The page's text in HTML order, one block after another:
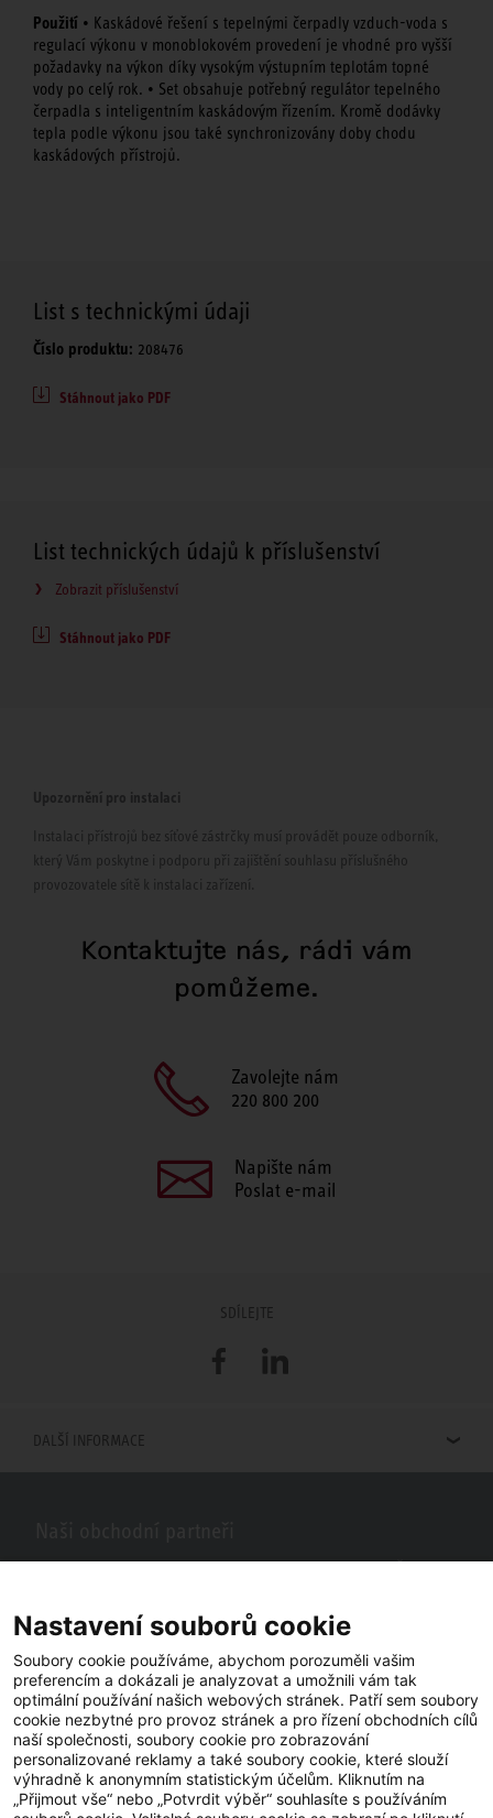
Použití • Kaskádové řešení s tepelnými čerpadly vzduch-voda s
regulací výkonu v monoblokovém provedení je vhodné pro vyšší
požadavky na výkon díky vysokým výstupním teplotám topné
vody po celý rok. • Set obsahuje potřebný regulátor tepelného
čerpadla s inteligentním kaskádovým řízením. Kromě dodávky
tepla podle výkonu jsou také synchronizovány doby chodu
kaskádových přístrojů.
List s technickými údaji
Číslo produktu: 208476
Stáhnout jako PDF
List technických údajů k příslušenství
Zobrazit příslušenství
Stáhnout jako PDF
Upozornění pro instalaci
Instalaci přístrojů bez síťové zástrčky musí provádět pouze odborník,
který Vám poskytne i podporu při zajištění souhlasu příslušného
provozovatele sítě k instalaci zařízení.
Kontaktujte nás, rádi vám
pomůžeme.
Zavolejte nám
220 800 200
Napište nám
Poslat e-mail
SDÍLEJTE
FacebookLinkedIn
DALŠÍ INFORMACE
se vám naši partneři ve vašem okolí.
Nastavení souborů cookie
Soubory cookie používáme, abychom porozuměli vašim
preferencím a dokázali je analyzovat a umožnili vám tak
optimální používání našich webových stránek. Patří sem soubory
cookie nezbytné pro provoz stránek a pro řízení obchodních cílů
naší společnosti, soubory cookie pro zobrazování
personalizované reklamy a také soubory cookie, které slouží
výhradně k anonymním statistickým účelům. Kliknutím na
„Přijmout vše“ nebo „Potvrdit výběr“ souhlasíte s používáním